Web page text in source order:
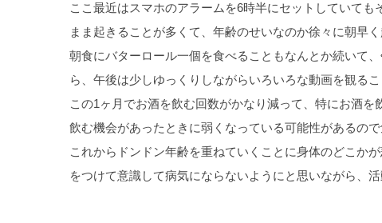
ここ最近はスマホのアラームを6時半にセットしていて
まま起きることが多くて、年齢のせいなのか徐々に朝早
朝食にバターロール一個を食べることもなんとか続いて
ら、午後は少しゆっくりしながらいろいろな動画を観る
この1ヶ月でお酒を飲む回数がかなり減って、特にお酒
飲む機会があったときに弱くなっている可能性があるの
これからドンドン年齢を重ねていくことに身体のどこか
をつけて意識して病気にならないようにと思いながら、